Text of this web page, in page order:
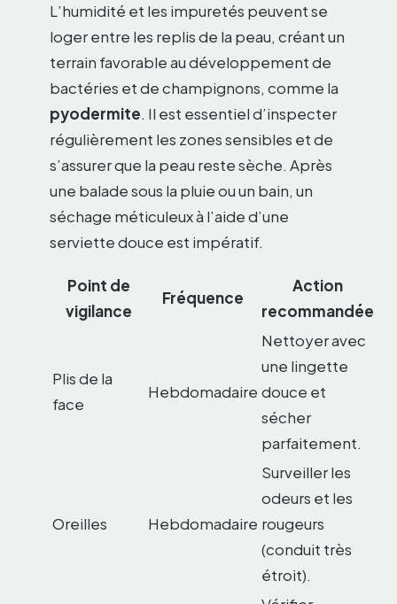
L’humidité et les impuretés peuvent se
loger entre les replis de la peau, créant un
terrain favorable au développement de
bactéries et de champignons, comme la
pyodermite. Il est essentiel d’inspecter
régulièrement les zones sensibles et de
s’assurer que la peau reste sèche. Après
une balade sous la pluie ou un bain, un
séchage méticuleux à l’aide d’une
serviette douce est impératif.
Point de
vigilance
Fréquence
Action
recommandée
Plis de la
face
Hebdomadaire
Nettoyer avec
une lingette
douce et
sécher
parfaitement.
Oreilles Hebdomadaire
Surveiller les
odeurs et les
rougeurs
(conduit très
étroit).